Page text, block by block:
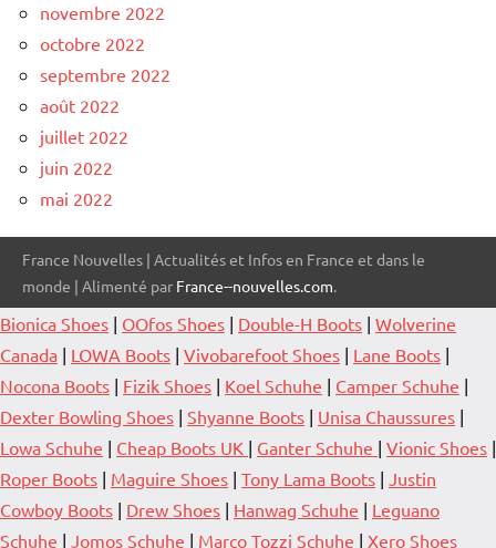
novembre 2022
octobre 2022
septembre 2022
août 2022
juillet 2022
juin 2022
mai 2022
France Nouvelles | Actualités et Infos en France et dans le
monde | Alimenté par France--nouvelles.com.
Bionica Shoes | OOfos Shoes | Double-H Boots | Wolverine
Canada | LOWA Boots | Vivobarefoot Shoes | Lane Boots |
Nocona Boots | Fizik Shoes | Koel Schuhe | Camper Schuhe |
Dexter Bowling Shoes | Shyanne Boots | Unisa Chaussures |
Lowa Schuhe | Cheap Boots UK | Ganter Schuhe | Vionic Shoes |
Roper Boots | Maguire Shoes | Tony Lama Boots | Justin
Cowboy Boots | Drew Shoes | Hanwag Schuhe | Leguano
Schuhe | Jomos Schuhe | Marco Tozzi Schuhe | Xero Shoes